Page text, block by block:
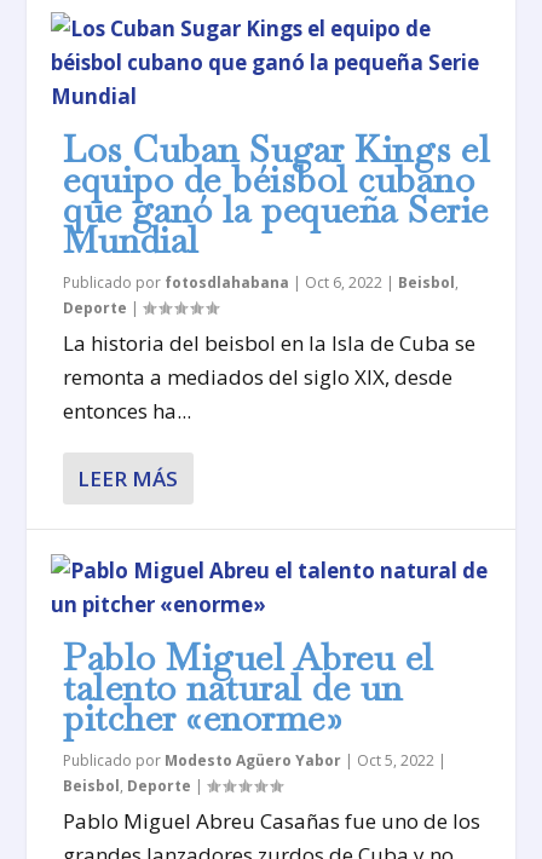
Los Cuban Sugar Kings el
equipo de béisbol cubano
que ganó la pequeña Serie
Mundial
Publicado por fotosdlahabana | Oct 6, 2022 | Beisbol,
Deporte |
La historia del beisbol en la Isla de Cuba se
remonta a mediados del siglo XIX, desde
entonces ha...
LEER MÁS
Pablo Miguel Abreu el
talento natural de un
pitcher «enorme»
Publicado por Modesto Agüero Yabor | Oct 5, 2022 |
Beisbol, Deporte |
Pablo Miguel Abreu Casañas fue uno de los